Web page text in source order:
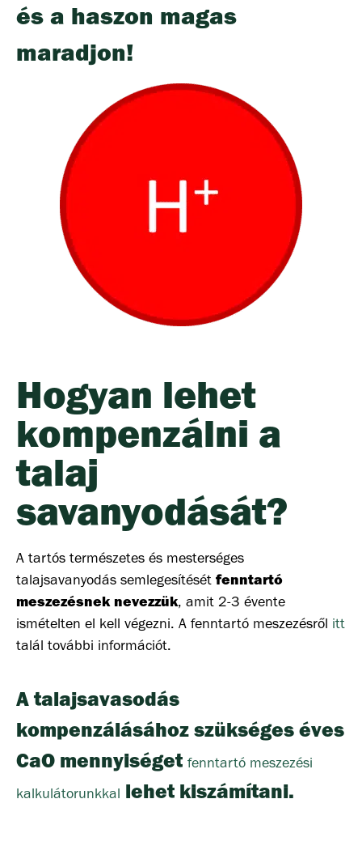
és a haszon magas
maradjon!
Hogyan lehet
kompenzálni a
talaj
savanyodását?
A tartós természetes és mesterséges
talajsavanyodás semlegesítését fenntartó
meszezésnek nevezzük, amit 2-3 évente
ismételten el kell végezni. A fenntartó meszezésről itt
talál további információt.
A talajsavasodás
kompenzálásához szükséges éves
CaO mennyiséget fenntartó meszezési
kalkulátorunkkal lehet kiszámítani.